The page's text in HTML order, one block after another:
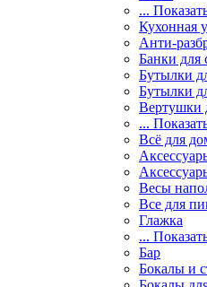
...
Кухонная
Анти-
Банки для
Бутылки
Бутылки
Вертушки
...
Всё для
Весы
Все для
Глажка
...
Бар
Бокалы и